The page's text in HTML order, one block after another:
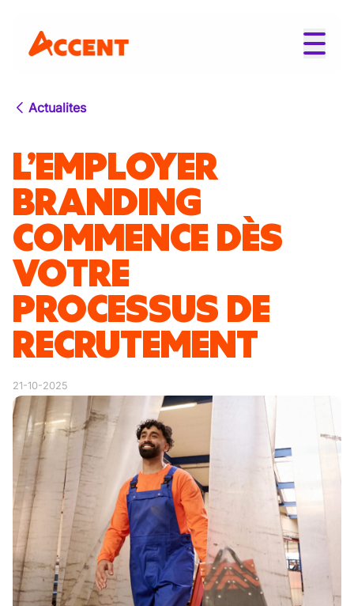
Actualites
L’EMPLOYER
BRANDING
COMMENCE DÈS
VOTRE
PROCESSUS DE
RECRUTEMENT
21-10-2025